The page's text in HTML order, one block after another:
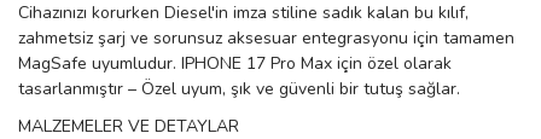
Cihazınızı korurken Diesel'in imza stiline sadık kalan bu kılıf,
zahmetsiz şarj ve sorunsuz aksesuar entegrasyonu için tamamen
MagSafe uyumludur. IPHONE 17 Pro Max için özel olarak
tasarlanmıştır – Özel uyum, şık ve güvenli bir tutuş sağlar.
MALZEMELER VE DETAYLAR